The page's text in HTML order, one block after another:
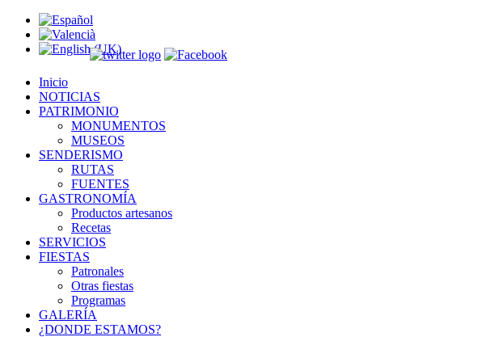
Inicio
NOTICIAS
PATRIMONIO
MONUMENTOS
MUSEOS
SENDERISMO
RUTAS
FUENTES
GASTRONOMÍA
Productos artesanos
Recetas
SERVICIOS
FIESTAS
Patronales
Otras fiestas
Programas
GALERÍA
¿DONDE ESTAMOS?